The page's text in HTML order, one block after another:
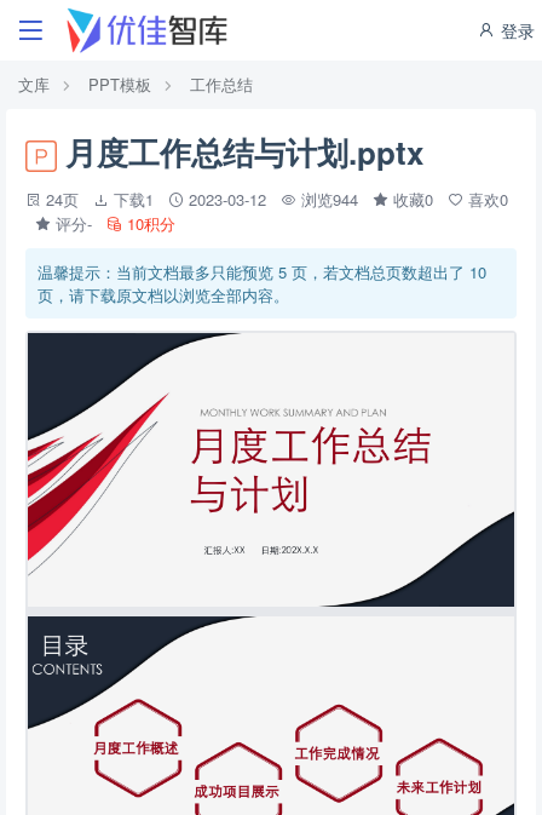
登录
文库 PPT模板 工作总结
月度工作总结与计划.pptx
24页 下载1 2023-03-12 浏览944 收藏0
喜欢0
评分-
10积分
温馨提示：当前文档最多只能预览 5 页，若文档总页数超出了 10
页，请下载原文档以浏览全部内容。